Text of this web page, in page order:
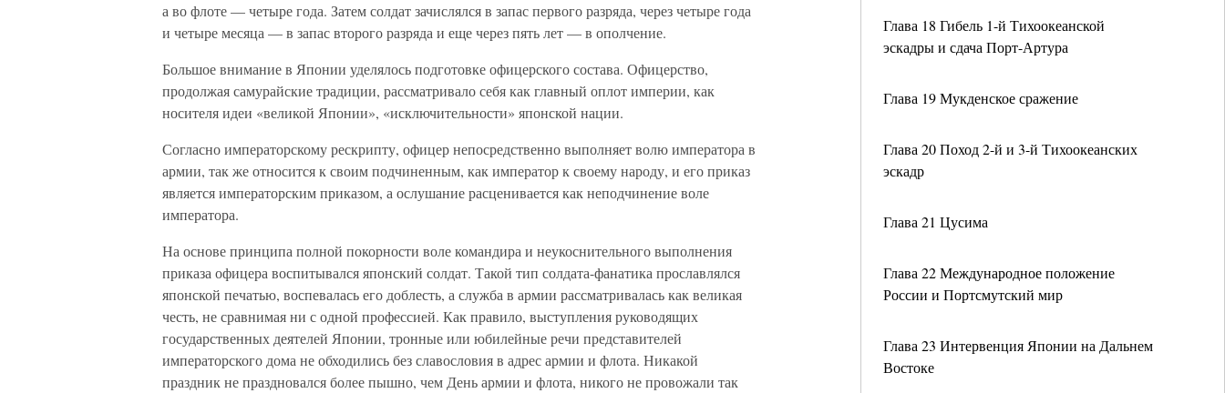
Глава 18 Гибель 1-й Тихоокеанской
эскадры и сдача Порт-Артура
Глава 19 Мукденское сражение
Глава 20 Поход 2-й и 3-й Тихоокеанских
эскадр
Глава 21 Цусима
Глава 22 Международное положение
России и Портсмутский мир
Глава 23 Интервенция Японии на Дальнем
Востоке
а во флоте — четыре года. Затем солдат зачислялся в запас первого разряда, через четыре года
и четыре месяца — в запас второго разряда и еще через пять лет — в ополчение.
Большое внимание в Японии уделялось подготовке офицерского состава. Офицерство,
продолжая самурайские традиции, рассматривало себя как главный оплот империи, как
носителя идеи «великой Японии», «исключительности» японской нации.
Согласно императорскому рескрипту, офицер непосредственно выполняет волю императора в
армии, так же относится к своим подчиненным, как император к своему народу, и его приказ
является императорским приказом, а ослушание расценивается как неподчинение воле
императора.
На основе принципа полной покорности воле командира и неукоснительного выполнения
приказа офицера воспитывался японский солдат. Такой тип солдата-фанатика прославлялся
японской печатью, воспевалась его доблесть, а служба в армии рассматривалась как великая
честь, не сравнимая ни с одной профессией. Как правило, выступления руководящих
государственных деятелей Японии, тронные или юбилейные речи представителей
императорского дома не обходились без славословия в адрес армии и флота. Никакой
праздник не праздновался более пышно, чем День армии и флота, никого не провожали так